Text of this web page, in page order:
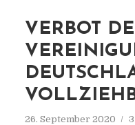
VERBOT
26. September 2020